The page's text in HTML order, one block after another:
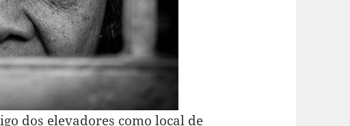
dos elevadores como local de